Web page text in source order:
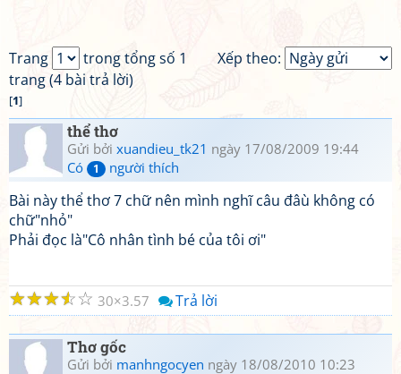
Xếp theo:
Trang
trong tổng số 1
trang (4 bài trả lời)
[1]
thể thơ
Gửi bởi xuandieu_tk21 ngày 17/08/2009 19:44
Có
1 người thích
Bài này thể thơ 7 chữ nên mình nghĩ câu đâù không có
chữ"nhỏ"
Phải đọc là"Cô nhân tình bé của tôi ơi"
☆
☆
☆
☆
☆ 30 3.57 Trả lời
Thơ gốc
Gửi bởi manhngocyen ngày 18/08/2010 10:23